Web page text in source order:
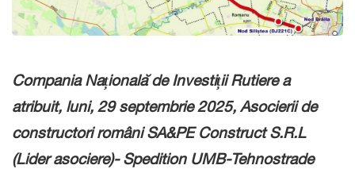
Compania Națională de Investiții Rutiere a
atribuit, luni, 29 septembrie 2025, Asocierii de
constructori români SA&PE Construct S.R.L
(Lider asociere)- Spedition UMB-Tehnostrade